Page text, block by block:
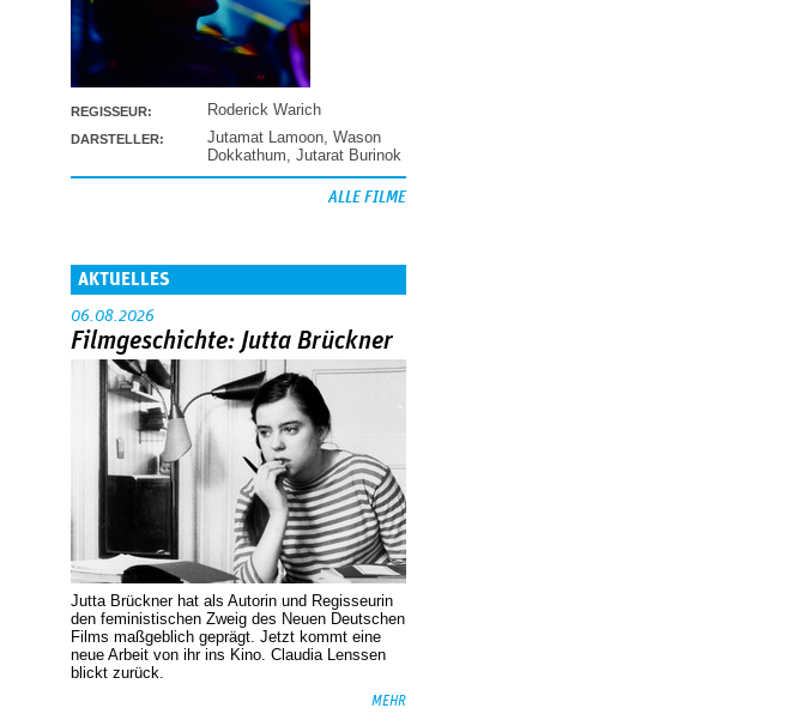
REGISSEUR: Roderick Warich
DARSTELLER: Jutamat Lamoon Wason
Dokkathum Jutarat Burinok
ALLE FILME
AKTUELLES
06.08.2026
Filmgeschichte: Jutta Brückner
Jutta Brückner hat als Autorin und Regisseurin
den feministischen Zweig des Neuen Deutschen
Films maßgeblich geprägt. Jetzt kommt eine
neue Arbeit von ihr ins Kino. Claudia Lenssen
blickt zurück.
MEHR